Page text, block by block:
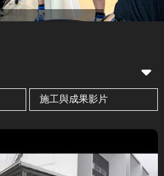
施工與成果影片